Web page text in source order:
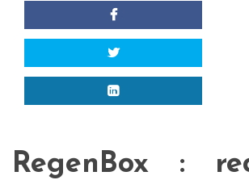
RegenBox :